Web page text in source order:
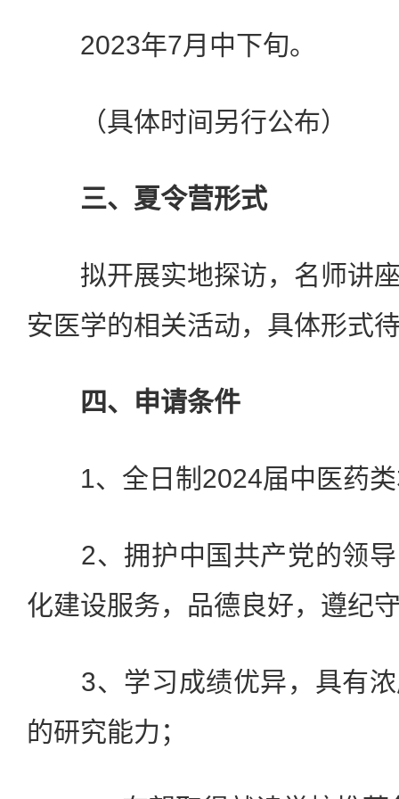
2023年7月中下旬。
（具体时间另行公布）
三、夏令营形式
拟开展实地探访，名师讲座
安医学的相关活动，具体形式
四、申请条件
1、全日制2024届中医药类
2、拥护中国共产党的领导
化建设服务，品德良好，遵纪
3、学习成绩优异，具有浓
的研究能力；